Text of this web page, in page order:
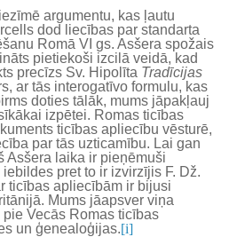
argumentu, kas ļautu
dod liecības par standarta
Romā VI gs. Asšera spožais
pietiekoši izcilā veidā, kad
precīzs Sv. Hipolīta Tradīcijas
ar tās interogatīvo formulu, kas
doties tālāk, mums jāpakļauj
izpētei. Romas ticības
ticības apliecību vēsturē,
par tās uzticamību. Lai gan
Asšera laika ir pieņēmuši
pret to ir izvirzījis F. Dž.
ticības apliecībām ir bijusi
Mums jāapsver viņa
Vecās Romas ticības
un ģenealoģijas.[i]